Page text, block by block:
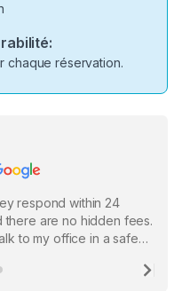
chaque réservation.
respond within 24
there are no hidden fees.
to my office in a safe
in distributing the